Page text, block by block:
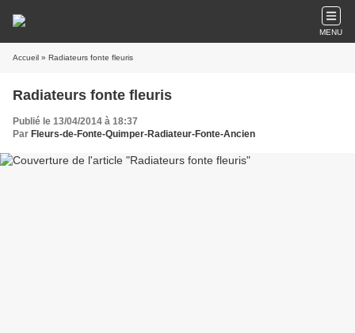
MENU
Accueil » Radiateurs fonte fleuris
Radiateurs fonte fleuris
Publié le 13/04/2014 à 18:37
Par Fleurs-de-Fonte-Quimper-Radiateur-Fonte-Ancien